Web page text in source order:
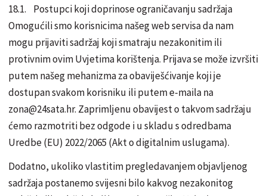
18.1. Postupci koji doprinose ograničavanju sadržaja
Omogućili smo korisnicima našeg web servisa da nam
mogu prijaviti sadržaj koji smatraju nezakonitim ili
protivnim ovim Uvjetima korištenja. Prijava se može izvršiti
putem našeg mehanizma za obaviješćivanje koji je
dostupan svakom korisniku ili putem e-maila na
zona@24sata.hr. Zaprimljenu obavijest o takvom sadržaju
ćemo razmotriti bez odgode i u skladu s odredbama
Uredbe (EU) 2022/2065 (Akt o digitalnim uslugama).
Dodatno, ukoliko vlastitim pregledavanjem objavljenog
sadržaja postanemo svijesni bilo kakvog nezakonitog